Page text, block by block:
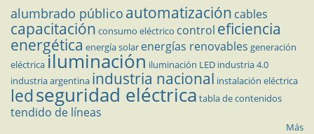
alumbrado público automatización cables
capacitación consumo eléctrico control eficiencia
energética energía solar energías renovables generación
eléctricailuminación iluminación LED industria 4.0
industria argentina industria nacional instalación eléctrica
ledseguridad eléctrica tabla de contenidos
tendido de líneas
Más